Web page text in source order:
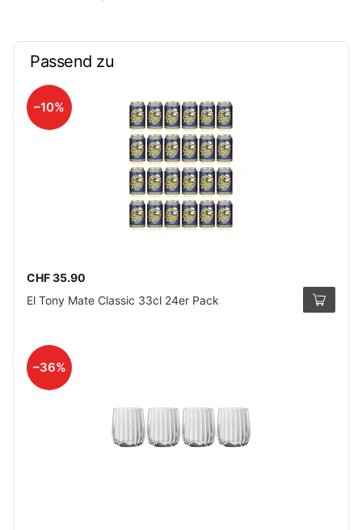
Passend zu
–10%
CHF 35.90
El Tony Mate Classic 33cl 24er Pack
–36%